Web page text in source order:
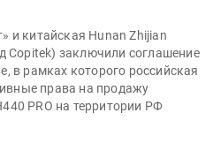
и китайская Hunan Zhijian
Copitek) заключили соглашение
в рамках которого российская
права на продажу
PRO на территории РФ